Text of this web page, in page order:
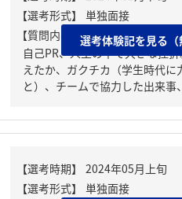
【質問内容・課題】
自己PR、人生の中で大きな挫
えたか、ガクチカ（学生時代に
と）、チームで協力した出来事
選考体験記を見る（